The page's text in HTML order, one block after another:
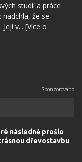
studií a práce
že se
v... [Více o
následně prošlo
dřevostavbu